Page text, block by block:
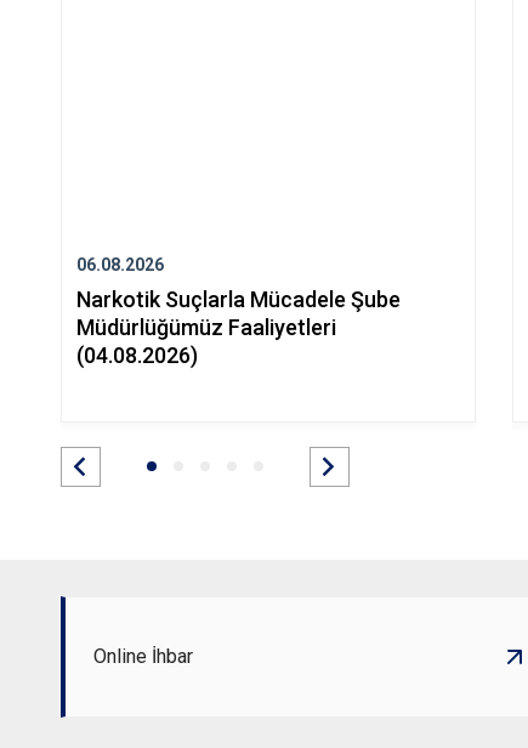
06.08.2026
Narkotik Suçlarla Mücadele Şube
Müdürlüğümüz Faaliyetleri
(04.08.2026)
Online İhbar